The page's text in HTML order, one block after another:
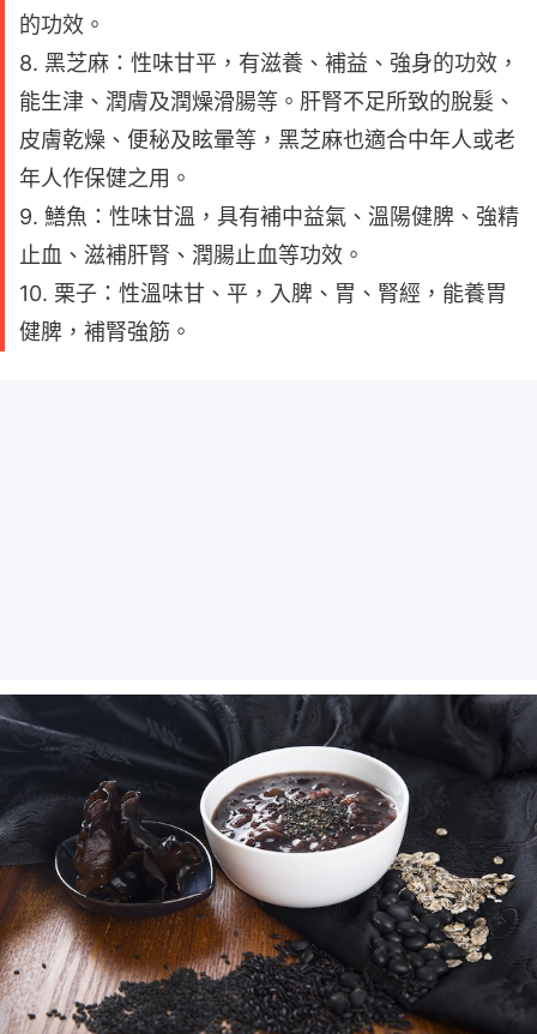
的功效。
8. 黑芝麻：性味甘平，有滋養、補益、強身的功效，
能生津、潤膚及潤燥滑腸等。肝腎不足所致的脫髮、
皮膚乾燥、便秘及眩暈等，黑芝麻也適合中年人或老
年人作保健之用。
9. 鱔魚：性味甘溫，具有補中益氣、溫陽健脾、強精
止血、滋補肝腎、潤腸止血等功效。
10. 栗子：性溫味甘、平，入脾、胃、腎經，能養胃
健脾，補腎強筋。